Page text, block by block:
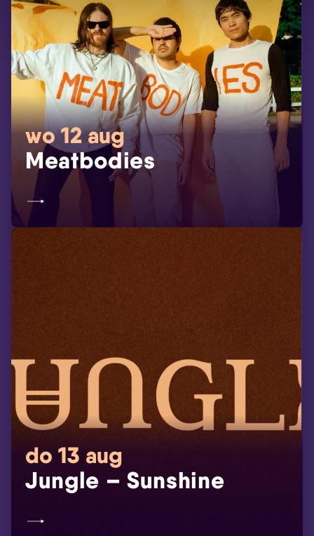
wo 12 aug
Meatbodies
do 13 aug
Jungle – Sunshine